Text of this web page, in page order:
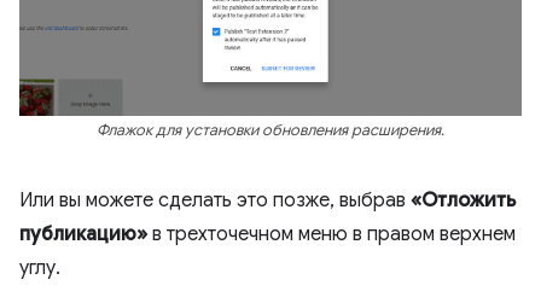
Флажок для установки обновления расширения.
Или вы можете сделать это позже, выбрав «Отложить
публикацию» в трехточечном меню в правом верхнем
углу.